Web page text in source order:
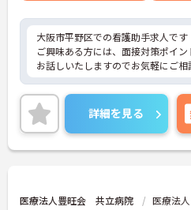
大阪市平野区での看護助手求人です
ご興味ある方には、面接対策ポイン
お話しいたしますのでお気軽にご相
詳細を見る
医療法人豊旺会 共立病院 医療法